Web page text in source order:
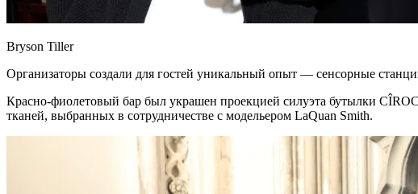
Bryson Tiller
Организаторы создали для гостей уникальный опыт — сенсорные
Красно-фиолетовый бар был украшен проекцией силуэта бутылки
тканей, выбранных в сотрудничестве с модельером LaQuan Smith.